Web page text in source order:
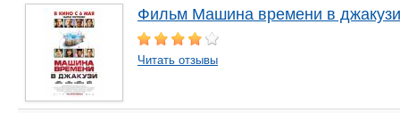
Фильм Машина времени в
Читать отзывы